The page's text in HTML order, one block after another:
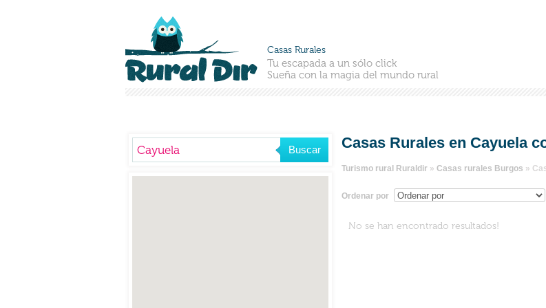
Casas Rurales
Tu escapada a un sólo click
Sueña con la magia del mundo rural
Casas Rurales en Cayuela
Turismo rural Ruraldir» Casas rurales Burgos »
Ordenar por
No se han encontrado resultados!